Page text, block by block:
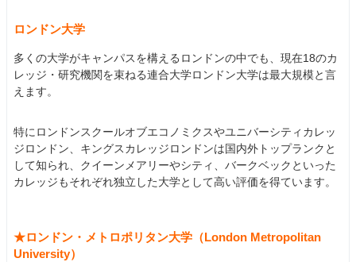
ロンドン大学
多くの大学がキャンパスを構えるロンドンの中でも、現在18のカ
レッジ・研究機関を束ねる連合大学ロンドン大学は最大規模と言
えます。
特にロンドンスクールオブエコノミクスやユニバーシティカレッ
ジロンドン、キングスカレッジロンドンは国内外トップランクと
して知られ、クイーンメアリーやシティ、バークベックといった
カレッジもそれぞれ独立した大学として高い評価を得ています。
★ロンドン・メトロポリタン大学（London Metropolitan
University）